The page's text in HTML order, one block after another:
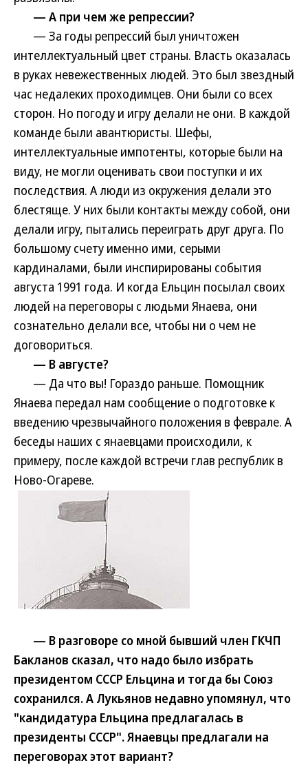
— А при чем же репрессии?
— За годы репрессий был уничтожен
интеллектуальный цвет страны. Власть оказалась
в руках невежественных людей. Это был звездный
час недалеких проходимцев. Они были со всех
сторон. Но погоду и игру делали не они. В каждой
команде были авантюристы. Шефы,
интеллектуальные импотенты, которые были на
виду, не могли оценивать свои поступки и их
последствия. А люди из окружения делали это
блестяще. У них были контакты между собой, они
делали игру, пытались переиграть друг друга. По
большому счету именно ими, серыми
кардиналами, были инспирированы события
августа 1991 года. И когда Ельцин посылал своих
людей на переговоры с людьми Янаева, они
сознательно делали все, чтобы ни о чем не
договориться.
— В августе?
— Да что вы! Гораздо раньше. Помощник
Янаева передал нам сообщение о подготовке к
введению чрезвычайного положения в феврале. А
беседы наших с янаевцами происходили, к
примеру, после каждой встречи глав республик в
Ново-Огареве.
— В разговоре со мной бывший член ГКЧП
Бакланов сказал, что надо было избрать
президентом СССР Ельцина и тогда бы Союз
сохранился. А Лукьянов недавно упомянул, что
"кандидатура Ельцина предлагалась в
президенты СССР". Янаевцы предлагали на
переговорах этот вариант?